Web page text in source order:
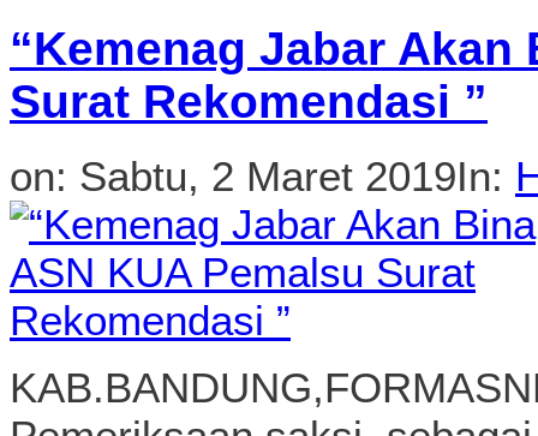
“Kemenag Jabar Akan
Surat Rekomendasi ”
on: Sabtu, 2 Maret 2019In: